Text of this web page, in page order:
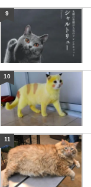
9
10
11